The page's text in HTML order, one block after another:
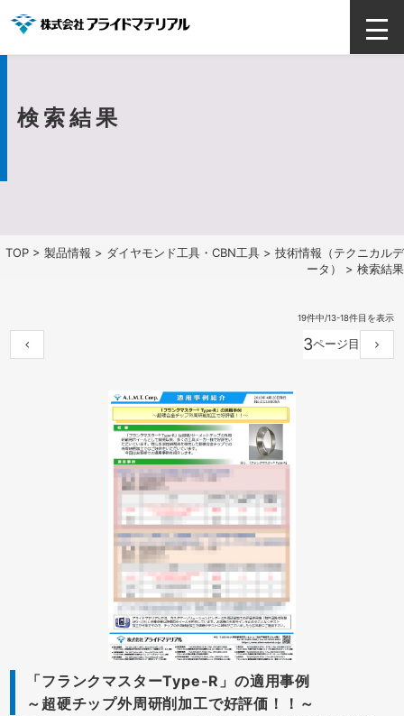
検索結果
TOP > 製品情報 > ダイヤモンド工具・CBN工具 > 技術情報（テクニカルデ
ータ）
> 検索結果
19件中/13-18件目を表示
3
「フランクマスターType-R」の適用事例
～超硬チップ外周研削加工で好評価！！～